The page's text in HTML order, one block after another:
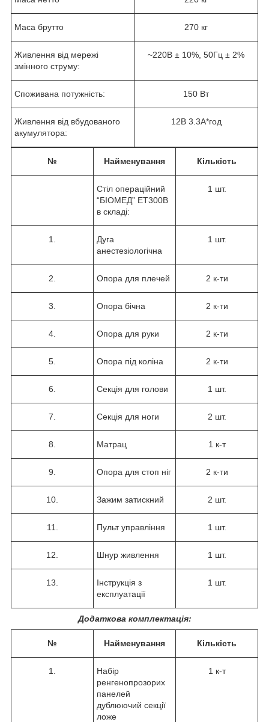
Маса брутто 270 кг
Живлення від мережі
змінного струму:
~220В ± 10%, 50Гц ± 2%
Споживана потужність: 150 Вт
Живлення від вбудованого
акумулятора:
12В 3.3А*год
№ Найменування Кількість
Стіл операційний
“БІОМЕД” ET300B
в складі:
1 шт.
1.
Дуга
анестезіологічна
1 шт.
2. Опора для плечей 2 к-ти
3. Опора бічна 2 к-ти
4. Опора для руки 2 к-ти
5. Опора під коліна 2 к-ти
6. Секція для голови 1 шт.
7. Секція для ноги 2 шт.
8. Матрац 1 к-т
9. Опора для стоп ніг 2 к-ти
10. Зажим затискний 2 шт.
11. Пульт управління 1 шт.
12. Шнур живлення 1 шт.
13.
Інструкція з
експлуатації
1 шт.
Додаткова комплектація:
№ Найменування Кількість
1.
Набір
ренгенопрозорих
панелей
дублюючий секції
ложе
1 к-т